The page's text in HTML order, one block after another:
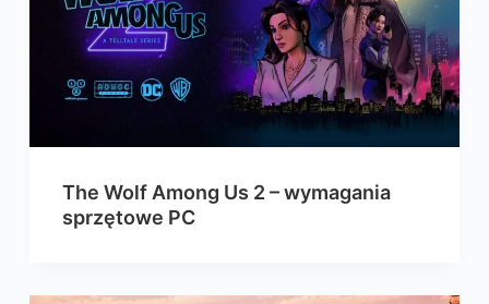
The Wolf Among Us 2 – wymagania
sprzętowe PC